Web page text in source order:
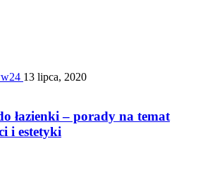
13 lipca, 2020
łazienki – porady na temat
i estetyki